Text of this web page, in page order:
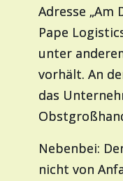
Adresse „Am
Pape
unter
vorhält. An
das
Nebenbei:
nicht von